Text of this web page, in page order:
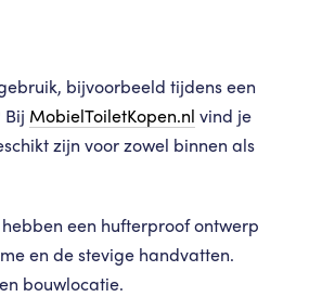
bijvoorbeeld tijdens een
MobielToiletKopen.nl vind je
zijn voor zowel binnen als
een hufterproof ontwerp
en de stevige handvatten.
bouwlocatie.